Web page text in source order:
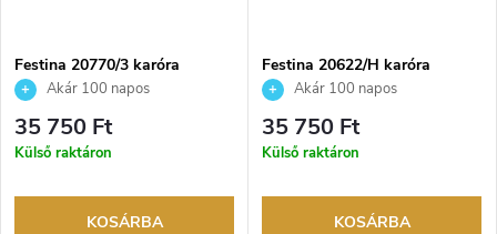
Festina 20770/3 karóra
Akár 100 napos
visszaküldési lehetőség. Hivatalos
márkakereskedő.
35 750 Ft
Külső raktáron
KOSÁRBA
Festina 20622/H karóra
Akár 100 napos
visszaküldési lehetőség. Hivatalos
márkakereskedő.
35 750 Ft
Külső raktáron
KOSÁRBA